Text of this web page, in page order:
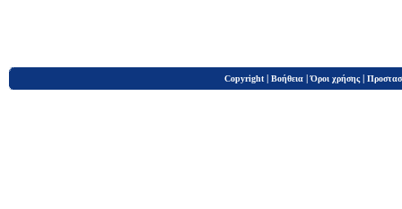
Copyright | Βοήθεια |Όροι χρήσης |